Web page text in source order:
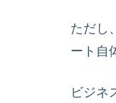
ただし
ート自
ビジネ